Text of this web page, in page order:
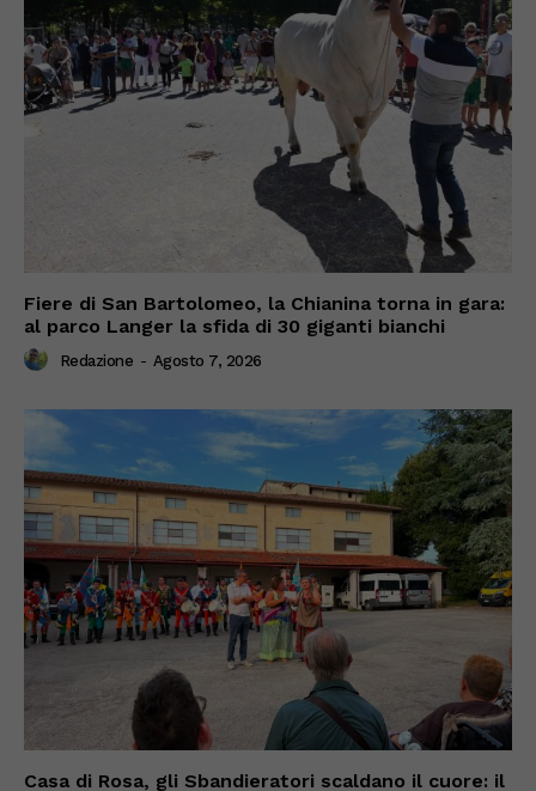
Fiere di San Bartolomeo, la Chianina torna in gara:
al parco Langer la sfida di 30 giganti bianchi
Redazione - Agosto 7, 2026
Casa di Rosa, gli Sbandieratori scaldano il cuore: il